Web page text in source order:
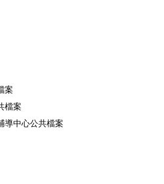
案
檔案
導中心公共檔案